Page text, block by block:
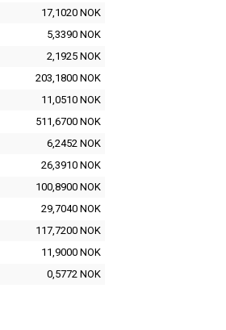
17,1020 NOK
5,3390 NOK
2,1925 NOK
203,1800 NOK
11,0510 NOK
511,6700 NOK
6,2452 NOK
26,3910 NOK
100,8900 NOK
29,7040 NOK
117,7200 NOK
11,9000 NOK
0,5772 NOK